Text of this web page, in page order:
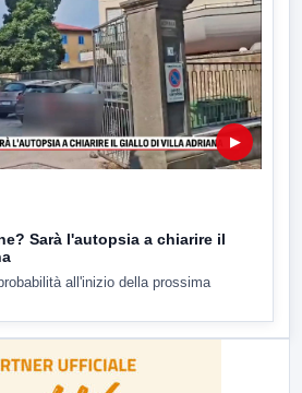
▶
Sarà l'autopsia a chiarire il
all'inizio della prossima